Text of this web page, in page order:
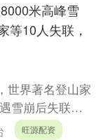
米高峰雪
等10人失联，
世界著名登山家
雪崩后失联。
登山者组成，
旺源配资